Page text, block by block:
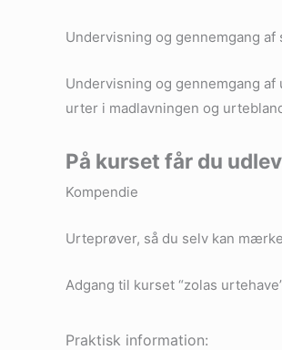
Undervisning og gennemgang
Undervisning og gennemgang
urter i madlavningen og
På kurset får du
Kompendie
Urteprøver, så du selv kan
Adgang til kurset “zolas
Praktisk information: